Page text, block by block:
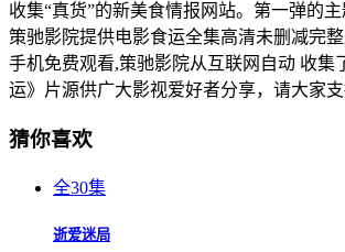
收集“真货”的新美食情报网站。第一弹的
策驰影院提供电影食运全集高清未删减完
手机免费观看,策驰影院从互联网自动 收集
运》片源供广大影视爱好者分享，请大家支
猜你喜欢
全30集
逝爱迷局